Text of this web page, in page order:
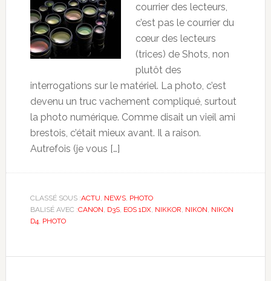
courrier des lecteurs,
c’est pas le courrier du
cœur des lecteurs
(trices) de Shots, non
plutôt des
interrogations sur le matériel. La photo, c’est
devenu un truc vachement compliqué, surtout
la photo numérique. Comme disait un vieil ami
brestois, c’était mieux avant. Il a raison.
Autrefois (je vous […]
CLASSÉ SOUS :ACTU NEWS, PHOTO
BALISÉ AVEC :CANON D3S, EOS 1DX, NIKKOR NIKON NIKON
D4 PHOTO